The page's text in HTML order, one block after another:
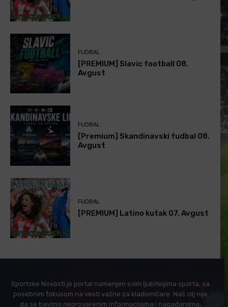
FUDBAL
[PREMIUM] Slavic football 08.
Avgust
FUDBAL
[Premium] Skandinavski fudbal 08.
Avgust
FUDBAL
[PREMIUM] Latino kutak 07. Avgust
Sportske Novosti je portal namenjen svim ljubiteljima sporta, sa
posebnim fokusom na vesti važne za kladioničare. Naš cilj nije
da se bavimo neproverenim informacijama i nagađanjima,